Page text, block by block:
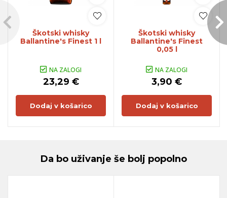
Škotski whisky
Ballantine's Finest 1 l
NA ZALOGI
23,29 €
Dodaj v košarico
Škotski whisky
Ballantine's Finest
0,05 l
NA ZALOGI
3,90 €
Dodaj v košarico
Da bo uživanje še bolj popolno